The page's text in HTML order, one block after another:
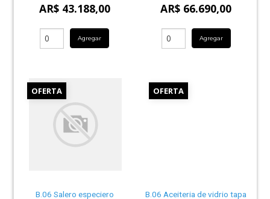
AR$ 43.188,00
Agregar
AR$ 66.690,00
Agregar
OFERTA
B.06 Salero especiero
OFERTA
B.06 Aceiteria de vidrio tapa